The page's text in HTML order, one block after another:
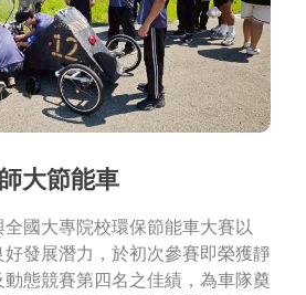
師大節能車
國大專院校環保節能車大賽以
發展潛力，於初次參賽即榮獲靜
態競賽第四名之佳績，為車隊奠